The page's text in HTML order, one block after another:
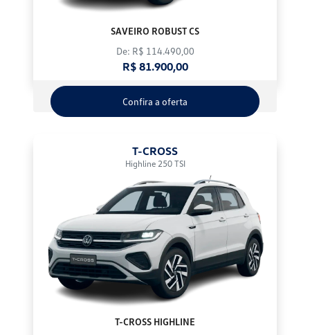
SAVEIRO ROBUST CS
De: R$ 114.490,00
R$ 81.900,00
Confira a oferta
T-CROSS
Highline 250 TSI
T-CROSS HIGHLINE